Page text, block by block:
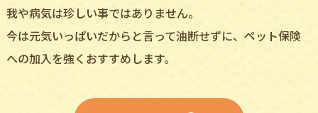
我や病気は珍しい事ではありません。
今は元気いっぱいだからと言って油断せずに、ペット保険
への加入を強くおすすめします。